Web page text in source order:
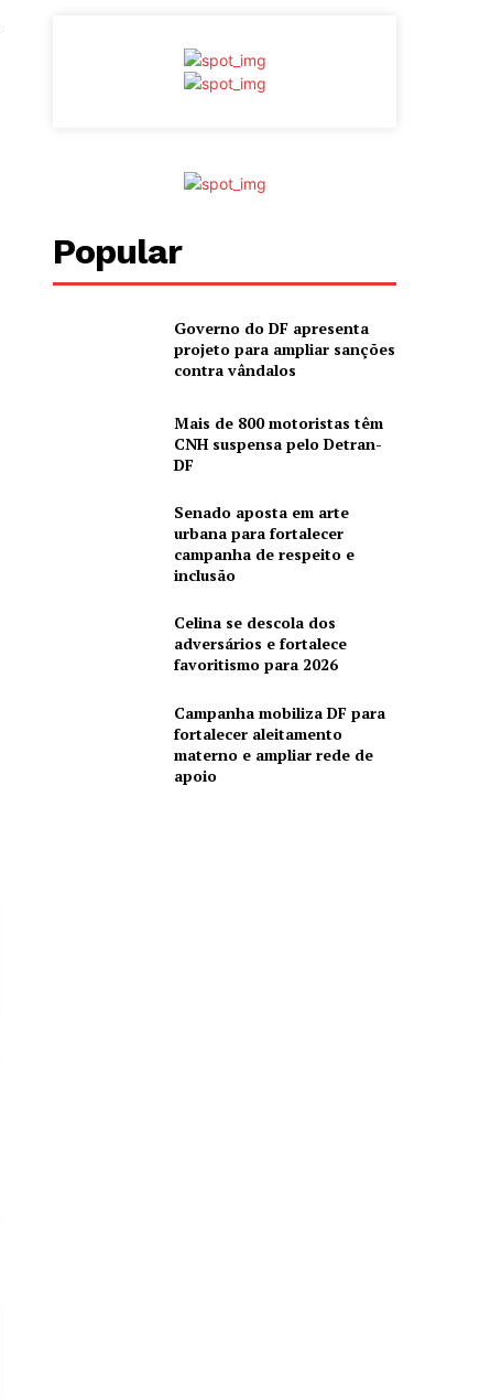
Popular
Governo do DF apresenta
projeto para ampliar sanções
contra vândalos
Mais de 800 motoristas têm
CNH suspensa pelo Detran-
DF
Senado aposta em arte
urbana para fortalecer
campanha de respeito e
inclusão
Celina se descola dos
adversários e fortalece
favoritismo para 2026
Campanha mobiliza DF para
fortalecer aleitamento
materno e ampliar rede de
apoio